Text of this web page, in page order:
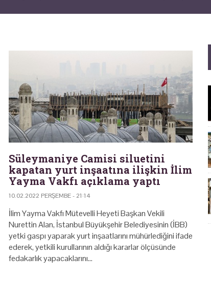
Süleymaniye Camisi siluetini
kapatan yurt inşaatına ilişkin İlim
Yayma Vakfı açıklama yaptı
10.02.2022 PERŞEMBE - 21:14
İlim Yayma Vakfı Mütevelli Heyeti Başkan Vekili
Nurettin Alan, İstanbul Büyükşehir Belediyesinin (İBB)
yetki gaspı yaparak yurt inşaatlarını mühürlediğini ifade
ederek, yetkili kurullarının aldığı kararlar ölçüsünde
fedakarlık yapacaklarını…